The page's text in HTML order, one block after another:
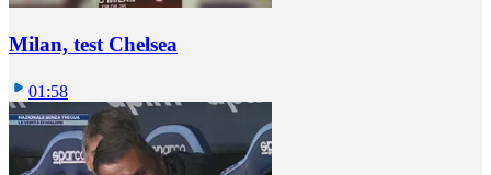
Milan, test Chelsea
01:58